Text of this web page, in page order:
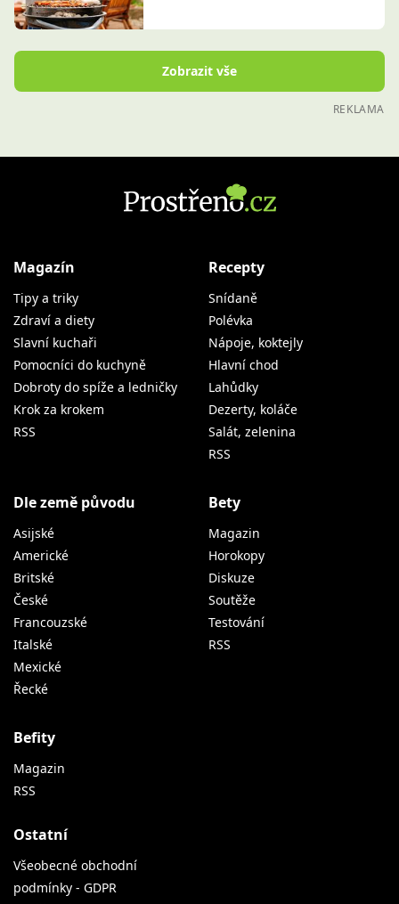
Zobrazit vše
REKLAMA
Magazín
Tipy a triky
Zdraví a diety
Slavní kuchaři
Pomocníci do kuchyně
Dobroty do spíže a ledničky
Krok za krokem
RSS
Recepty
Snídaně
Polévka
Nápoje, koktejly
Hlavní chod
Lahůdky
Dezerty, koláče
Salát, zelenina
RSS
Dle země původu
Asijské
Americké
Britské
České
Francouzské
Italské
Mexické
Řecké
Bety
Magazin
Horokopy
Diskuze
Soutěže
Testování
RSS
Befity
Magazin
RSS
Ostatní
Všeobecné obchodní
podmínky - GDPR